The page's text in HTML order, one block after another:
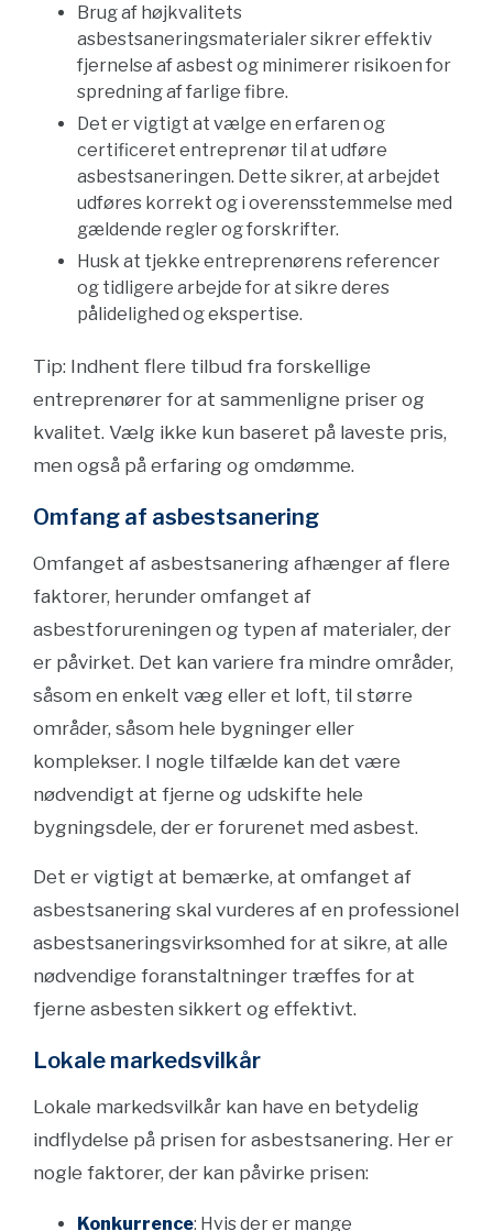
Brug af højkvalitets
asbestsaneringsmaterialer sikrer effektiv
fjernelse af asbest og minimerer risikoen for
spredning af farlige fibre.
Det er vigtigt at vælge en erfaren og
certificeret entreprenør til at udføre
asbestsaneringen. Dette sikrer, at arbejdet
udføres korrekt og i overensstemmelse med
gældende regler og forskrifter.
Husk at tjekke entreprenørens referencer
og tidligere arbejde for at sikre deres
pålidelighed og ekspertise.
Tip: Indhent flere tilbud fra forskellige
entreprenører for at sammenligne priser og
kvalitet. Vælg ikke kun baseret på laveste pris,
men også på erfaring og omdømme.
Omfang af asbestsanering
Omfanget af asbestsanering afhænger af flere
faktorer, herunder omfanget af
asbestforureningen og typen af materialer, der
er påvirket. Det kan variere fra mindre områder,
såsom en enkelt væg eller et loft, til større
områder, såsom hele bygninger eller
komplekser. I nogle tilfælde kan det være
nødvendigt at fjerne og udskifte hele
bygningsdele, der er forurenet med asbest.
Det er vigtigt at bemærke, at omfanget af
asbestsanering skal vurderes af en professionel
asbestsaneringsvirksomhed for at sikre, at alle
nødvendige foranstaltninger træffes for at
fjerne asbesten sikkert og effektivt.
Lokale markedsvilkår
Lokale markedsvilkår kan have en betydelig
indflydelse på prisen for asbestsanering. Her er
nogle faktorer, der kan påvirke prisen:
Konkurrence: Hvis der er mange